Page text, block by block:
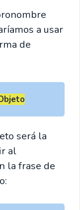
a usar
de
será la
al
la frase de